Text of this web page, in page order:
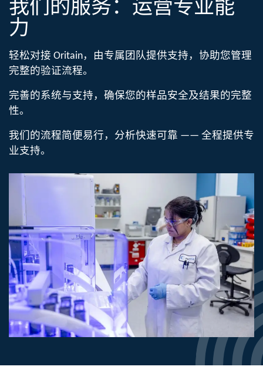
力​
轻松对接 Oritain，由专属团队​提供支持，协助您管理
完整的​验证流程。
完善的系统与支持，确保您的样品安全及结果的完整
性。
我们的流程简便易行，分析快速可靠 —— 全程提供​专
业支持。